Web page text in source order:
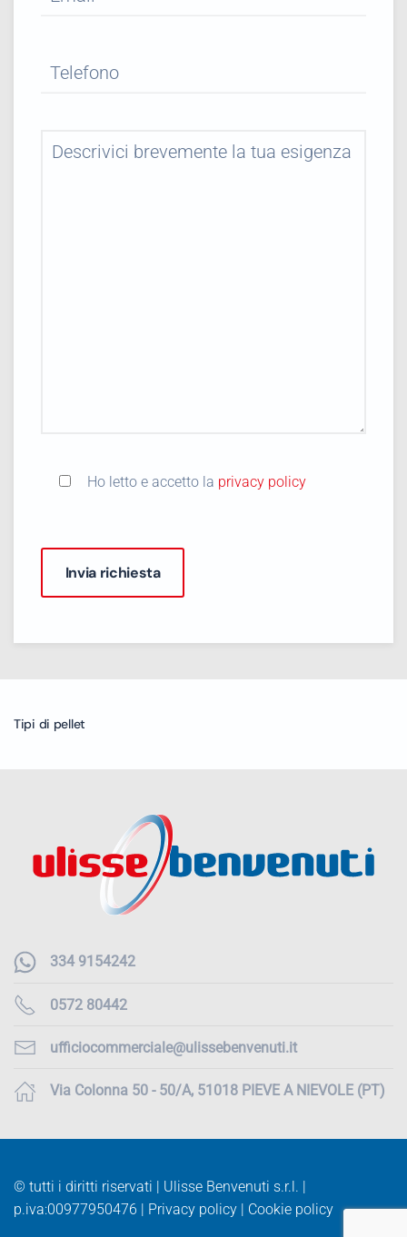
Ho letto e accetto la privacy policy
Tipi di pellet
334 9154242
0572 80442
ufficiocommerciale@ulissebenvenuti.it
Via Colonna 50 - 50/A, 51018 PIEVE A NIEVOLE (PT)
© tutti i diritti riservati | Ulisse Benvenuti s.r.l. |
p.iva:00977950476 | Privacy policy | Cookie policy